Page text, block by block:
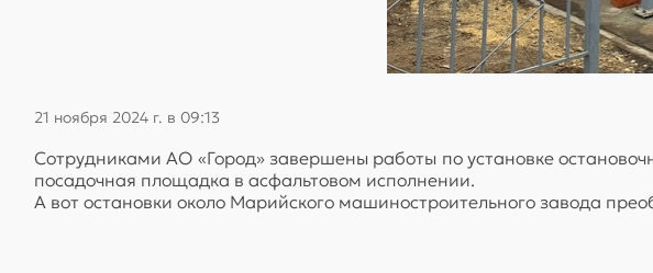
21 ноября 2024 г. в 09:13
Сотрудниками АО «Город» завершены работы по установке
посадочная площадка в асфальтовом исполнении.
А вот остановки около Марийского машиностроительного завода